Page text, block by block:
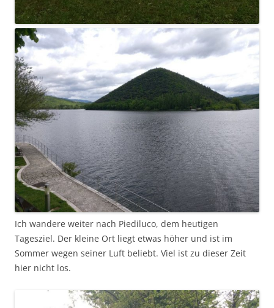
Ich wandere weiter nach Piediluco, dem heutigen
Tagesziel. Der kleine Ort liegt etwas höher und ist im
Sommer wegen seiner Luft beliebt. Viel ist zu dieser Zeit
hier nicht los.